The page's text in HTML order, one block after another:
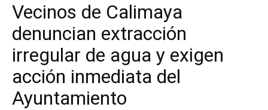
Vecinos de Calimaya
denuncian extracción
irregular de agua y exigen
acción inmediata del
Ayuntamiento